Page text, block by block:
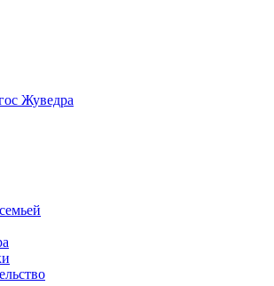
Жуведра